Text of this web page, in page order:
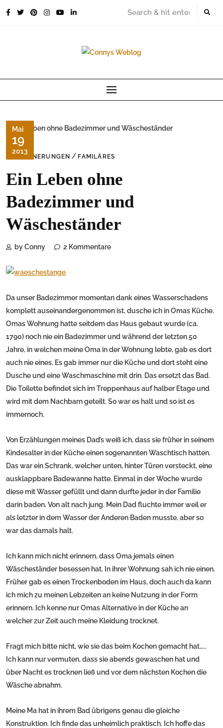
Mai
19
2013
ERINNERUNGEN / FAMILÄRES
Ein Leben ohne
Badezimmer und
Wäscheständer
by Conny 2 Kommentare
Da unser Badezimmer momentan dank eines Wasserschadens
komplett auseinandergenommen ist, dusche ich in Omas Küche.
Omas Wohnung hatte seitdem das Haus gebaut wurde (ca.
1790) noch nie ein Badezimmer und während der letzten 50
Jahre, in welchen meine Oma in der Wohnung lebte, gab es dort
auch nie eines. Es gab immer nur die Küche und dort steht eine
Dusche und eine Waschmaschine mit drin. Das ersetzt das Bad.
Die Toilette befindet sich im Treppenhaus auf halber Etage und
wird mit dem Nachbarn geteilt. So war es halt und so ist es
immernoch.
Von Erzählungen meines Dad’s weiß ich, dass sie früher in seinem
Kindesalter in der Küche einen sogenannten Waschtisch hatten.
Das war ein Schrank, welcher unten, hinter Türen versteckt, eine
ausklappbare Badewanne hatte. Einmal in der Woche wurde
diese mit Wasser gefüllt und dann durfte jeder in der Familie
darin baden. Von alt nach jung. Mein Dad fluchte immer weil er
als letzter in dem Wasser der Anderen Baden musste, aber so
war das damals halt.
Ich kann mich nicht erinnern, dass Oma jemals einen
Wäscheständer besessen hat. In ihrer Wohnung sah ich nie einen.
Früher gab es einen Trockenboden im Haus, doch auch da kann
ich mich zu meinen Lebzeiten an keine Nutzung in der Form
erinnern. Ich kenne nur Omas Alternative in der Küche an
welcher zur Zeit auch meine Kleidung trocknet.
Fragt mich bitte nicht, wie sie das beim Kochen gemacht hat…..
Ich kann nur vermuten, dass sie abends gewaschen hat und
über Nacht es trocknen ließ und vor dem nächsten Kochen die
Wäsche abnahm.
Meine Ma hat in ihrem Bad übrigens genau die gleiche
Konstruktion. Ich finde das unheimlich praktisch. Ich hoffe das